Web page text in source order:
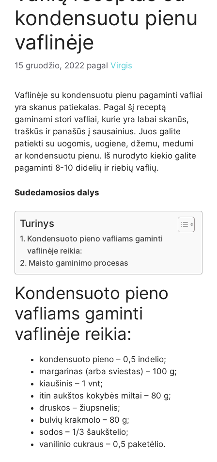
kondensuotu pienu
vaflinėje
15 gruodžio, 2022 pagal Virgis
Vaflinėje su kondensuotu pienu pagaminti vafliai
yra skanus patiekalas. Pagal šį receptą
gaminami stori vafliai, kurie yra labai skanūs,
traškūs ir panašūs į sausainius. Juos galite
patiekti su uogomis, uogiene, džemu, medumi
ar kondensuotu pienu. Iš nurodyto kiekio galite
pagaminti 8-10 didelių ir riebių vaflių.
Sudedamosios dalys
Turinys
Kondensuoto pieno vafliams gaminti
vaflinėje reikia:
Maisto gaminimo procesas
Kondensuoto pieno
vafliams gaminti
vaflinėje reikia:
kondensuoto pieno – 0,5 indelio;
margarinas (arba sviestas) – 100 g;
kiaušinis – 1 vnt;
itin aukštos kokybės miltai – 80 g;
druskos – žiupsnelis;
bulvių krakmolo – 80 g;
sodos – 1/3 šaukštelio;
vanilinio cukraus – 0,5 paketėlio.